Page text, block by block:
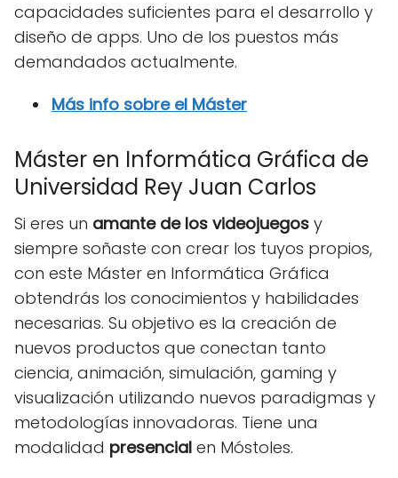
capacidades suficientes para el desarrollo y
diseño de apps. Uno de los puestos más
demandados actualmente.
Más info sobre el Máster
Máster en Informática Gráfica de
Universidad Rey Juan Carlos
Si eres un amante de los videojuegos y
siempre soñaste con crear los tuyos propios,
con este Máster en Informática Gráfica
obtendrás los conocimientos y habilidades
necesarias. Su objetivo es la creación de
nuevos productos que conectan tanto
ciencia, animación, simulación, gaming y
visualización utilizando nuevos paradigmas y
metodologías innovadoras. Tiene una
modalidad presencial en Móstoles.